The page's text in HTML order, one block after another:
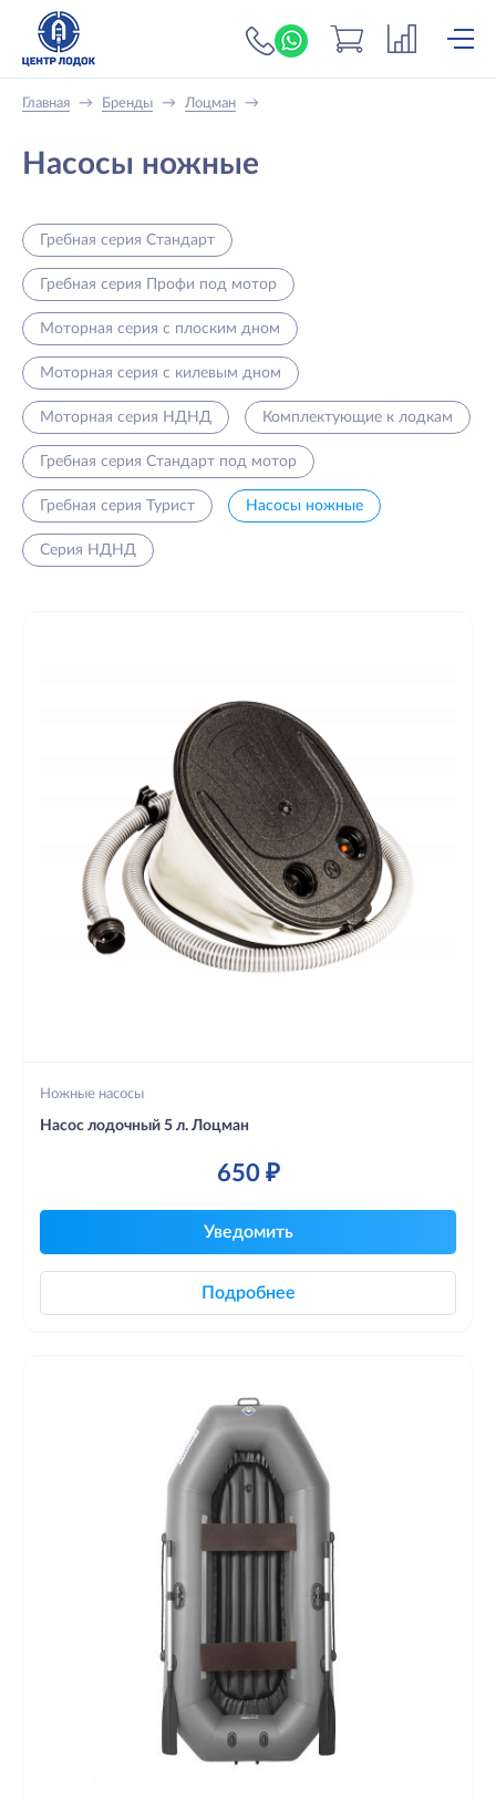
+7 (919) 698-56-
Главная → Бренды → Лоцман →
Насосы ножные
Гребная серия Стандарт
Гребная серия Профи под мотор
Моторная серия с плоским дном
Моторная серия с килевым дном
Моторная серия НДНД Комплектующие к лодкам
Гребная серия Стандарт под мотор
Гребная серия Турист Насосы ножные
Серия НДНД
Ножные насосы
Насос лодочный 5 л. Лоцман
650 ₽
Уведомить
Подробнее